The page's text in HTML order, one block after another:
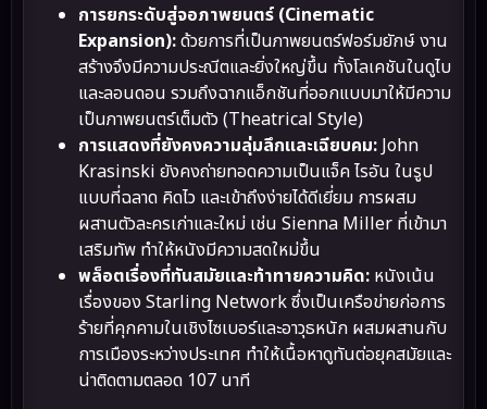
การยกระดับสู่จอภาพยนตร์ (Cinematic
Expansion):ด้วยการที่เป็นภาพยนตร์ฟอร์มยักษ์ งาน
สร้างจึงมีความประณีตและยิ่งใหญ่ขึ้น ทั้งโลเคชันในดูไบ
และลอนดอน รวมถึงฉากแอ็กชันที่ออกแบบมาให้มีความ
เป็นภาพยนตร์เต็มตัว (Theatrical Style)
การแสดงที่ยังคงความลุ่มลึกและเฉียบคม: John
Krasinski ยังคงถ่ายทอดความเป็นแจ็ค ไรอัน ในรูป
แบบที่ฉลาด คิดไว และเข้าถึงง่ายได้ดีเยี่ยม การผสม
ผสานตัวละครเก่าและใหม่ เช่น Sienna Miller ที่เข้ามา
เสริมทัพ ทำให้หนังมีความสดใหม่ขึ้น
พล็อตเรื่องที่ทันสมัยและท้าทายความคิด: หนังเน้น
เรื่องของ Starling Network ซึ่งเป็นเครือข่ายก่อการ
ร้ายที่คุกคามในเชิงไซเบอร์และอาวุธหนัก ผสมผสานกับ
การเมืองระหว่างประเทศ ทำให้เนื้อหาดูทันต่อยุคสมัยและ
น่าติดตามตลอด 107 นาที